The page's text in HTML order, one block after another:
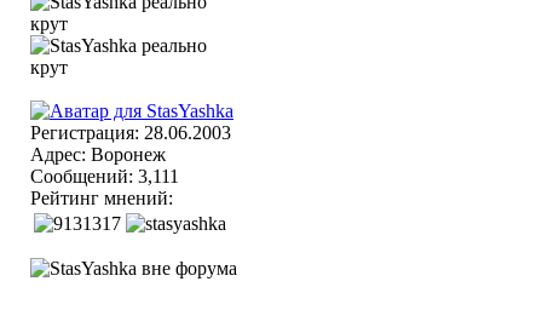
Регистрация: 28.06.2003
Адрес: Воронеж
Сообщений: 3,111
Рейтинг мнений: